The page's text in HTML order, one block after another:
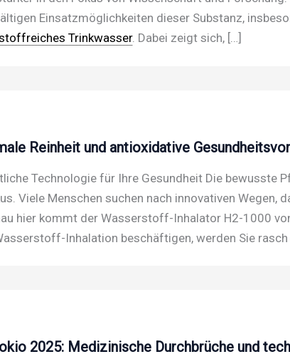
Einsatzmöglichkeiten dieser Substanz,
Trinkwasser. Dabei zeigt sich, […]
Reinheit und antioxidative
Technologie für Ihre Gesundheit Die bewusste
Viele Menschen suchen nach innovativen Wegen,
hier kommt der Wasserstoff-Inhalator H2-1000
Inhalation beschäftigen, werden Sie rasch
2025: Medizinische Durchbrüche und